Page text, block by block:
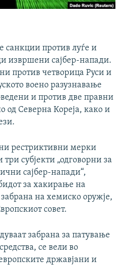
санкции против луѓе и
извршени сајбер-напади.
против четворица Руси и
воено разузнавање
и против две правни
од Северна Кореја, како и
рестриктивни мерки
субјекти „одговорни за
сајбер-напади“,
за хакирање на
на хемиско оружје,
совет.
забрана за патување
се вели во
државјани и